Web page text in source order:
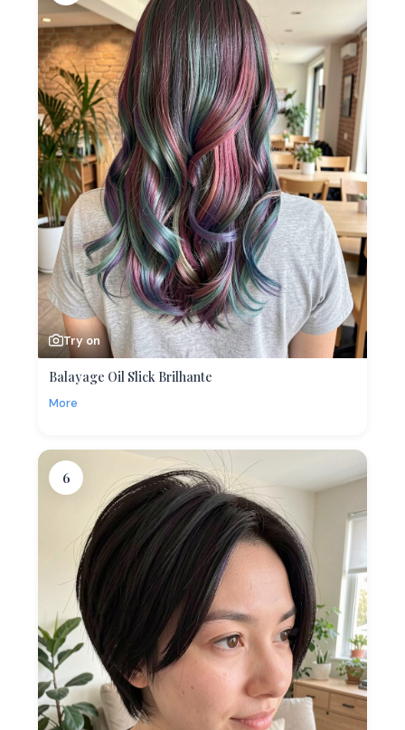
Try on
Balayage Oil Slick Brilhante
More
6